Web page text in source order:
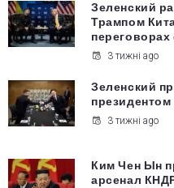
Зеленский
Трампом
3 тижні ago
Зеленский
3 тижні ago
Ким Чен Ын
арсенал